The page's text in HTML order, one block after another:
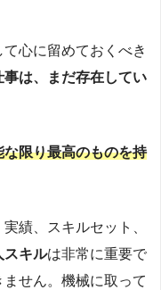
て心に留めておくべき
は、まだ存在してい
限り最高のものを持
績、スキルセット、
スキルは非常に重要で
せん。機械に取って